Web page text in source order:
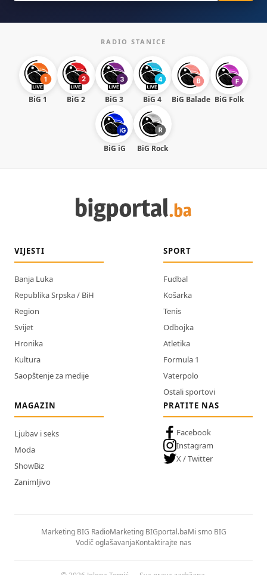
RADIO STANICE
BiG 1 BiG 2 BiG 3 BiG 4 BiG Balade BiG Folk
BiG iG BiG Rock
VIJESTI
Banja Luka
Republika Srpska / BiH
Region
Svijet
Hronika
Kultura
Saopštenje za medije
SPORT
Fudbal
Košarka
Tenis
Odbojka
Atletika
Formula 1
Vaterpolo
Ostali sportovi
MAGAZIN
Ljubav i seks
Moda
ShowBiz
Zanimljivo
PRATITE NAS
Facebook
Instagram
X / Twitter
Marketing BIG RadioMarketing BIGportal.baMi smo BIG
Vodič oglašavanjaKontaktirajte nas